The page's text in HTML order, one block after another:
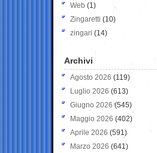
Web (1)
Zingaretti (10)
zingari (14)
Archivi
Agosto 2026 (119)
Luglio 2026 (613)
Giugno 2026 (545)
Maggio 2026 (402)
Aprile 2026 (591)
Marzo 2026 (641)